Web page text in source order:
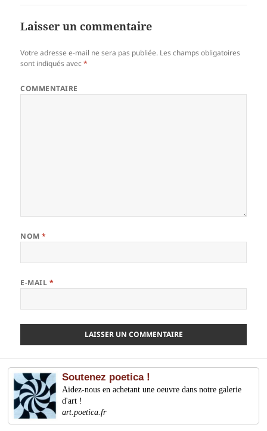
Laisser un commentaire
Votre adresse e-mail ne sera pas publiée. Les champs obligatoires
sont indiqués avec*
COMMENTAIRE
NOM*
E-MAIL *
Soutenez poetica !
Aidez-nous en achetant une oeuvre dans notre galerie
d'art !
art.poetica.fr